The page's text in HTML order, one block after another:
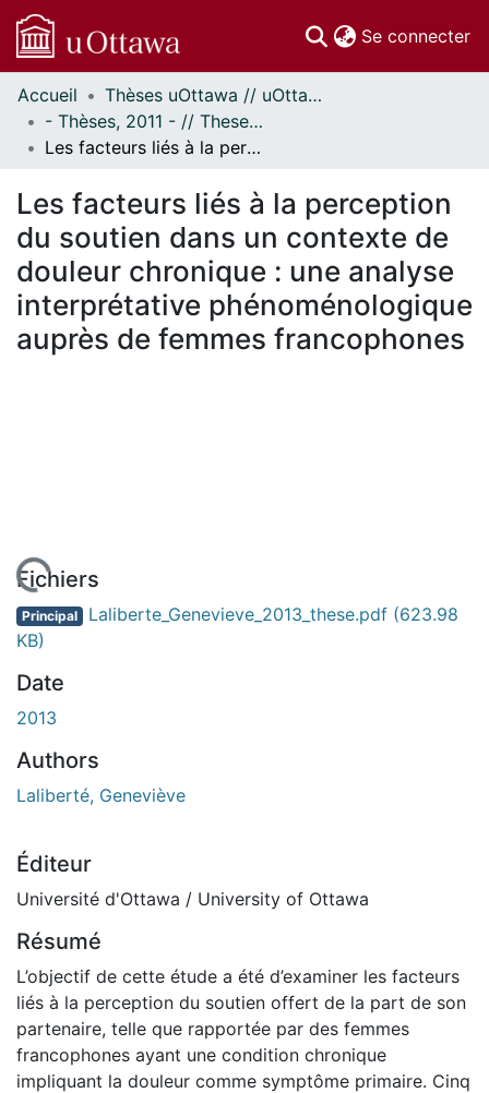
Se connecter
Communautés
et collections
Parcourir
À propos
Accueil
Thèses uOttawa // uOttawa Theses
- Thèses, 2011 - // Theses, 2011 -
Les facteurs liés à la perception du soutien dans un contexte de douleur chronique : une analyse interprétative phénoménologique auprès de femmes francophones
Les facteurs liés à la perception
du soutien dans un contexte de
douleur chronique : une analyse
interprétative phénoménologique
auprès de femmes francophones
En cours de chargement...
Fichiers
Principal Laliberte_Genevieve_2013_these.pdf (623.98
KB)
Date
2013
Authors
Laliberté, Geneviève
Éditeur
Université d'Ottawa / University of Ottawa
Résumé
L’objectif de cette étude a été d’examiner les facteurs
liés à la perception du soutien offert de la part de son
partenaire, telle que rapportée par des femmes
francophones ayant une condition chronique
impliquant la douleur comme symptôme primaire. Cinq